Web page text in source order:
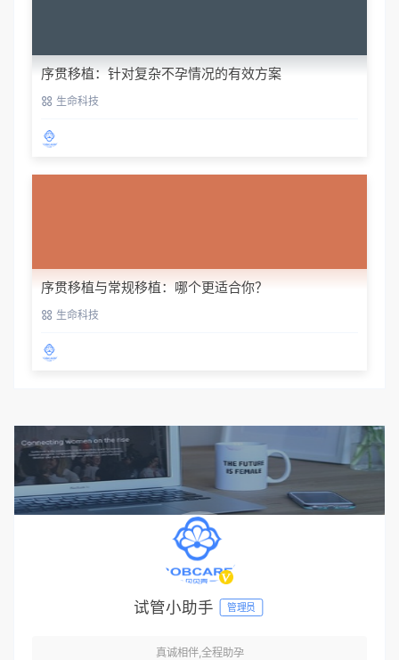
序贯移植：针对复杂不孕情况的有效方案
生命科技
序贯移植与常规移植：哪个更适合你？
生命科技
试管小助手 管理员
真诚相伴,全程助孕